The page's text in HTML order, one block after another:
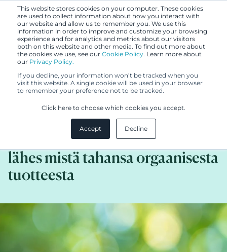
This website stores cookies on your computer. These cookies
are used to collect information about how you interact with
our website and allow us to remember you. We use this
information in order to improve and customize your browsing
experience and for analytics and metrics about our visitors
both on this website and other media. To find out more about
the cookies we use, see our Cookie Policy. Learn more about
our Privacy Policy.
If you decline, your information won’t be tracked when you
visit this website. A single cookie will be used in your browser
to remember your preference not to be tracked.
Click here to choose which cookies you accept.
Accept Decline
ASIAKASTARINA
8.3.2021
DTS Finlandin patentoidulla
menetelmällä voidaan tuottaa
turvallinen maanparannustuote
lähes mistä tahansa orgaanisesta
tuotteesta